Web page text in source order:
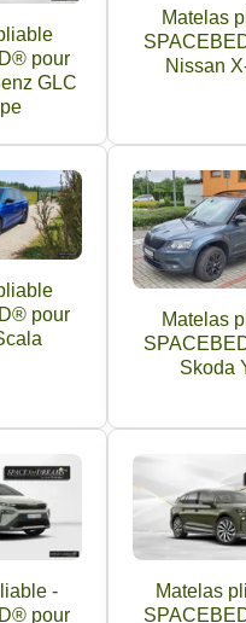
pour
GLC
Matelas
Nissan
pour
Matelas
Skoda
-
pour
Matelas